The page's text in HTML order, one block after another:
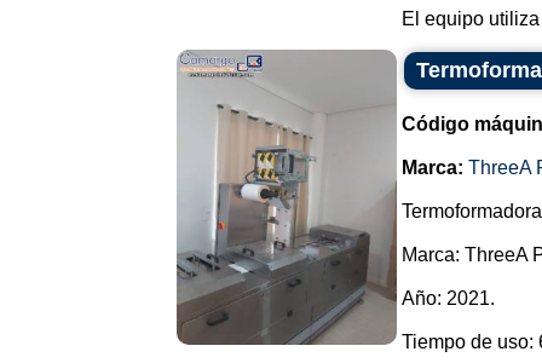
El equipo
Código
Marca: ThreeA
Marca: ThreeA
Año: 2021.
Tiempo de uso: